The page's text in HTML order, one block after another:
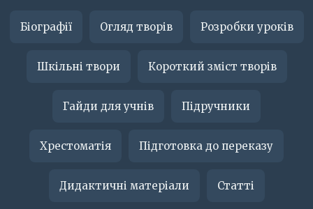
Біографії Огляд творів Розробки уроків
Шкільні твори Короткий зміст творів
Гайди для учнів Підручники
Хрестоматія Підготовка до переказу
Дидактичні матеріали Статті